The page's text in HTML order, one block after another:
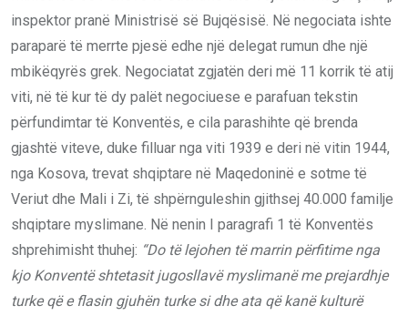
inspektor pranë Ministrisë së Bujqësisë. Në negociata ishte
paraparë të merrte pjesë edhe një delegat rumun dhe një
mbikëqyrës grek. Negociatat zgjatën deri më 11 korrik të atij
viti, në të kur të dy palët negociuese e parafuan tekstin
përfundimtar të Konventës, e cila parashihte që brenda
gjashtë viteve, duke filluar nga viti 1939 e deri në vitin 1944,
nga Kosova, trevat shqiptare në Maqedoninë e sotme të
Veriut dhe Mali i Zi, të shpërnguleshin gjithsej 40.000 familje
shqiptare myslimane. Në nenin I paragrafi 1 të Konventës
shprehimisht thuhej: “Do të lejohen të marrin përfitime nga
kjo Konventë shtetasit jugosllavë myslimanë me prejardhje
turke që e flasin gjuhën turke si dhe ata që kanë kulturë